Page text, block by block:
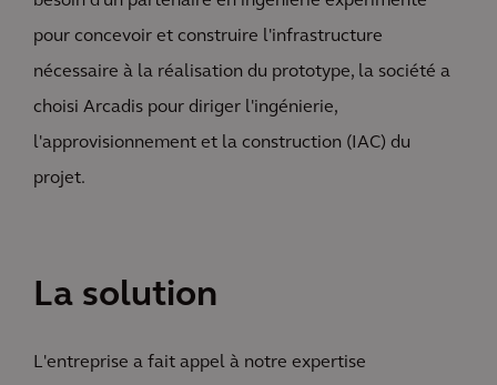
pour concevoir et construire l'infrastructure
nécessaire à la réalisation du prototype, la société a
choisi Arcadis pour diriger l'ingénierie,
l'approvisionnement et la construction (IAC) du
projet.
La solution
L'entreprise a fait appel à notre expertise